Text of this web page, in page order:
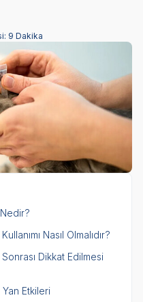
9 Dakika
Nasıl Olmalıdır?
Dikkat Edilmesi
Yan Etkileri